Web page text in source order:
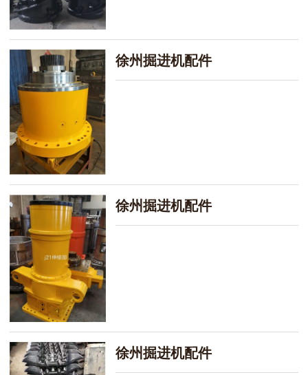
徐州掘进机配件
徐州掘进机配件
徐州掘进机配件